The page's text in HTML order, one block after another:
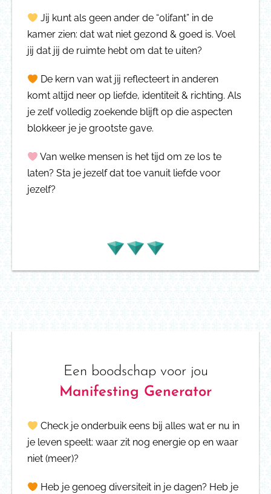
Jij kunt als geen ander de “olifant” in de
kamer zien: dat wat niet gezond & goed is. Voel
jij dat jij de ruimte hebt om dat te uiten?
De kern van wat jij reflecteert in anderen
komt altijd neer op liefde, identiteit & richting. Als
je zelf volledig zoekende blijft op die aspecten
blokkeer je je grootste gave.
Van welke mensen is het tijd om ze los te
laten? Sta je jezelf dat toe vanuit liefde voor
jezelf?
Een boodschap voor jou
Manifesting Generator
Check je onderbuik eens bij alles wat er nu in
je leven speelt: waar zit nog energie op en waar
niet (meer)?
Heb je genoeg diversiteit in je dagen? Heb je